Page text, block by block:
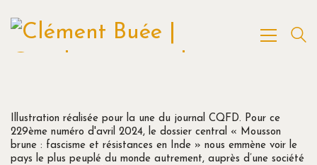
Illustration réalisée pour la une du journal CQFD. Pour ce
229ème numéro d'avril 2024, le dossier central « Mousson
brune : fascisme et résistances en Inde » nous emmène voir le
pays le plus peuplé du monde autrement, auprès d’une société